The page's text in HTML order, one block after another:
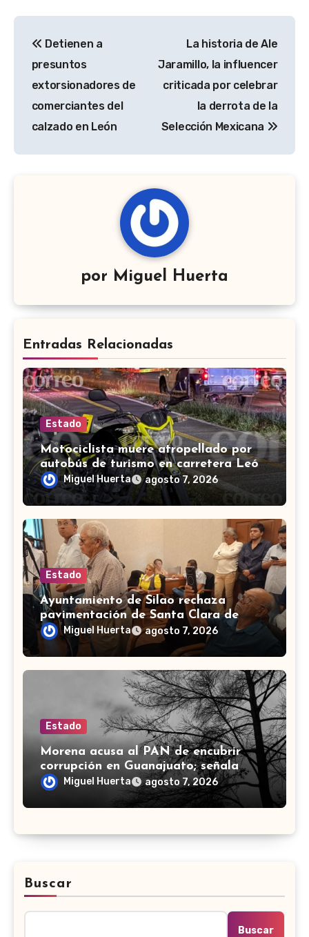
de
entradas
Detienen a
presuntos
extorsionadores de
comerciantes del
calzado en León
La historia de Ale
Jaramillo, la influencer
criticada por celebrar
la derrota de la
Selección Mexicana
por Miguel Huerta
Entradas Relacionadas
Estado
Motociclista muere atropellado por
autobús de turismo en carretera León-
San Francisco del Rincón
Miguel Huerta agosto 7, 2026
Estado
Ayuntamiento de Silao rechaza
pavimentación de Santa Clara de
MarinesMiguel Huerta agosto 7, 2026
Estado
Morena acusa al PAN de encubrir
corrupción en Guanajuato; señala
desfalco de 107 mdp en Apaseo el
Alto
Miguel Huerta agosto 7, 2026
Buscar
Buscar